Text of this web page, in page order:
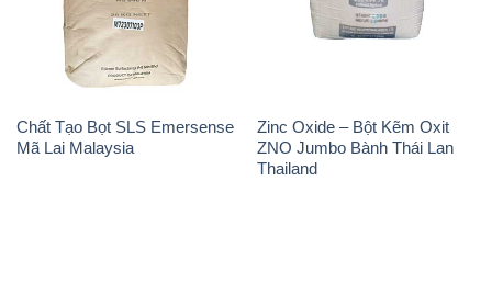
Chất Tạo Bọt SLS Emersense
Mã Lai Malaysia
Zinc Oxide – Bột Kẽm Oxit
ZNO Jumbo Bành Thái Lan
Thailand